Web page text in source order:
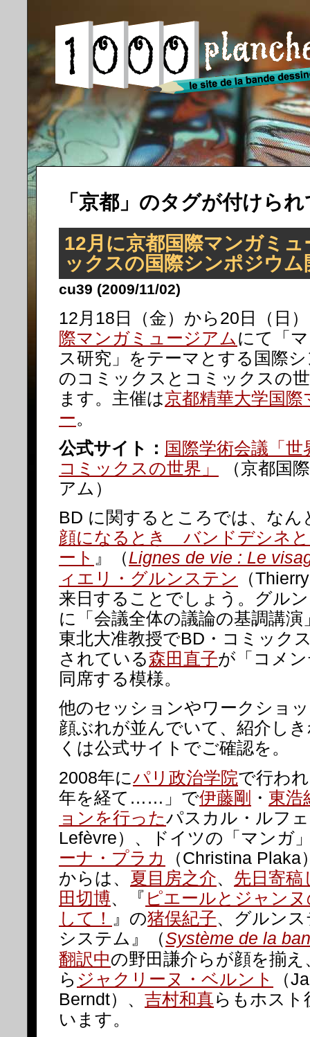
「京都」のタグが付けら
12月に京都国際マンガミ
ックスの国際シンポジウム
cu39 (2009/11/02)
12月18日（金）から20日（日
際マンガミュージアムにて「
ス研究」をテーマとする国際
のコミックスとコミックスの
ます。主催は京都精華大学国
ー。
公式サイト： 国際学術会議「
コミックスの世界」
（京都国
アム）
BD に関するところでは、なん
顔になるとき バンドデシネ
ート 』（Lignes de vie : Le
ィエリ・グルンステン
（
来日することでしょう。グル
に「会議全体の議論の基調講
東北大准教授でBD・コミック
されている森田直子が「コメ
同席する模様。
他のセッションやワークショ
顔ぶれが並んでいて、紹介し
くは公式サイトでご確認を。
2008年にパリ政治学院で行わ
年を経て……」で伊藤剛 ・ 東浩
ョンを行ったパスカル・ルフ
Lefèvre）、ドイツの「マンガ
ーナ・プラカ
（Christina
からは、 夏目房之介、 先日寄稿
田切博、『 ピエールとジャン
して！
』の猪俣紀子、グルン
システム』（Système de la
翻訳中の野田謙介らが顔を揃え
ら ジャクリーヌ・ベルント
（
Berndt）、 吉村和真らもホス
います。